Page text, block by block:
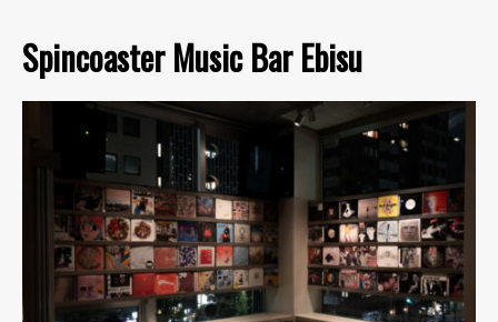
Spincoaster Music Bar Ebisu